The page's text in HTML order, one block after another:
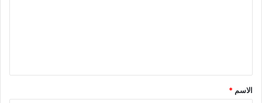
ق
*
الاسم *